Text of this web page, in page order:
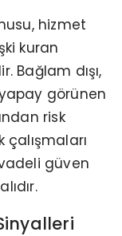
hizmet
kuran
Bağlam dışı,
görünen
risk
güven